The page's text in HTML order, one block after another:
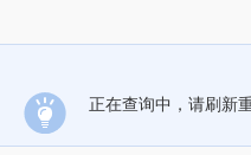
正在查询中，请刷新